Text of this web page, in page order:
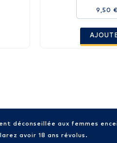
9,50 €
déconseillée aux femmes
avoir 18 ans révolus.